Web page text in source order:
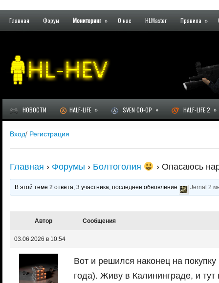
Главная Форум Мониторинг » О нас HLMaster Правила »
НОВОСТИ HALF-LIFE » SVEN CO-OP » HALF-LIFE 2 »
Вход/ Регистрация
Главная › Форумы › Болтоголия › Опасаюсь
В этой теме 2 ответа, 3 участника, последнее обновление Jernal 2
Автор Сообщения
03.06.2026 в 10:54
Вот и решился наконец на
года). Живу в Калининграде, и